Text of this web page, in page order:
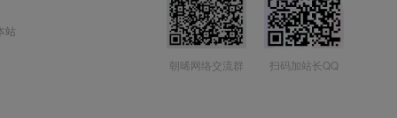
站
朝晞网络交流群 扫码加站长QQ